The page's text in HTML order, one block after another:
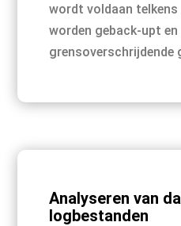
wordt voldaan telkens
worden geback-upt
grensoverschrijdende
Analyseren van
logbestanden